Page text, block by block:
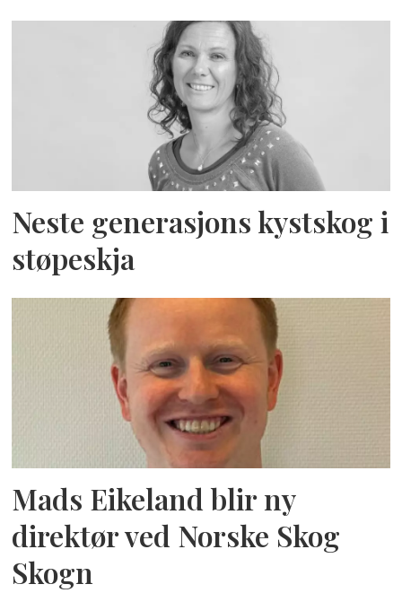
Neste generasjons kystskog i
støpeskja
Mads Eikeland blir ny
direktør ved Norske Skog
Skogn